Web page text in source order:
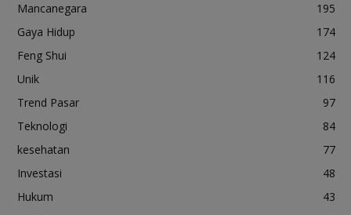
Mancanegara
195
Gaya Hidup
174
Feng Shui
124
Unik
116
Trend Pasar
97
Teknologi
84
kesehatan
77
Investasi
48
Hukum
43